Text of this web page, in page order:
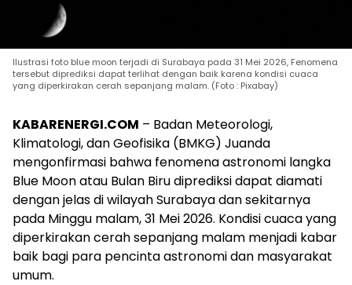
Ilustrasi foto blue moon terjadi di Surabaya pada 31 Mei 2026, Fenomena
tersebut diprediksi dapat terlihat dengan baik karena kondisi cuaca
yang diperkirakan cerah sepanjang malam. (Foto : Pixabay)
KABARENERGI.COM – Badan Meteorologi,
Klimatologi, dan Geofisika (BMKG) Juanda
mengonfirmasi bahwa fenomena astronomi langka
Blue Moon atau Bulan Biru diprediksi dapat diamati
dengan jelas di wilayah Surabaya dan sekitarnya
pada Minggu malam, 31 Mei 2026. Kondisi cuaca yang
diperkirakan cerah sepanjang malam menjadi kabar
baik bagi para pencinta astronomi dan masyarakat
umum.